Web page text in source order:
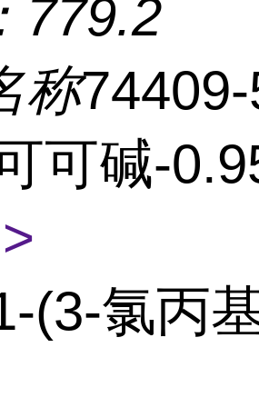
779.2
称
可碱-
(3-氯丙